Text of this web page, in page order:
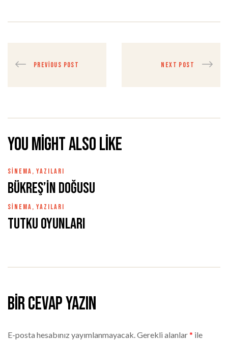
PREVIOUS POST NEXT POST
You might also like
SINEMA, YAZILARI
Bükreş’in Doğusu
SINEMA, YAZILARI
Tutku Oyunları
Bir cevap yazın
E-posta hesabınız yayımlanmayacak.Gerekli alanlar* ile